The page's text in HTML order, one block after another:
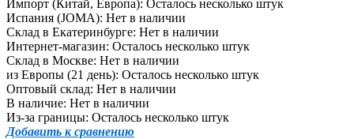
Импорт (Китай, Европа): Осталось несколько штук
Испания (JOMA): Нет в наличии
Склад в Екатеринбурге: Нет в наличии
Интернет-магазин: Осталось несколько штук
Склад в Москве: Нет в наличии
из Европы (21 день): Осталось несколько штук
Оптовый склад: Нет в наличии
В наличие: Нет в наличии
Из-за границы: Осталось несколько штук
Добавить к сравнению